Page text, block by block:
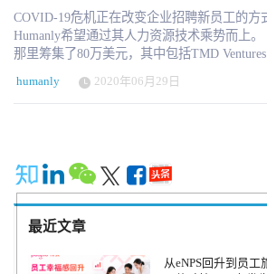
了实现人与人之间的联系和及时的招聘互动
核心来设计我们的工具，我们确保招聘团队
而同时使用不同的解决方案，从而最终实现
据。 关于Teamable Teamable是专为TA团队打造的超强CRM。它的每
一步都由人工智能提供支持，在单一解决方
工智能驱动的招聘平台，可促进候选人与招
人才招聘带来了革命性的变化。Humanly 的
选、日程安排、笔记、分析等。Humanly的
智能招聘领域的领军企业，帮助招聘团队消
帮助消除偏见。Humanly遵守微软的负责任的人
经济不景气，许多公司缩小了招聘人员的规
模较小，一些公司仍然保持着招聘的步伐，
担了更重的工作量，库马尔说。他说，这推
候选人筛选对话和面试。 库马尔曾是微软和Tinypulse的员工。五年
前，他与安德鲁-加德纳（Andrew Gardner）
（Bryan Leptich）共同创办了Humanly。该创
Combinator毕业。 库马尔最近在2023年GeekWire奖上赢得了年度最
COVID-19危机正在改变企业招聘新员工的方
Humanly希望通过其人力资源技术乘势而上。 Humanly已经从投资者
那里筹集了80万美元，其中包括TMD
DocuSign联合创始人Tom Gonser、Gusto CFO
Kinetica CFO Dean Neese领导的风险投资公
人力资源资深人士也进行了投资。 Humanly的人工智能技术可以帮
关注了Humanly，当时这家初创公司正在经历
那时起，由于全球流行病的影响，商业世界确实
公司撤回了招聘，并削减了招聘职位。
COVID-19危机以来，湾区公司40%的招聘人员
仍在寻求填补职位的公司来说，由于他们要
成千上万的被裁工人正在寻求新的就业机会，预
技行业大范围裁员的情况下，一些公司仍在 "
humanly 2020年06月29日
最近文章
从eNPS回升到员工